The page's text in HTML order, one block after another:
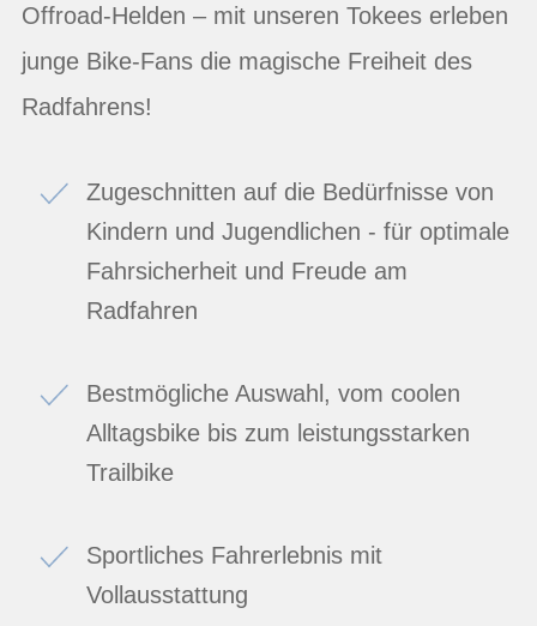
Offroad-Helden – mit unseren Tokees erleben
junge Bike-Fans die magische Freiheit des
Radfahrens!
Zugeschnitten auf die Bedürfnisse von
Kindern und Jugendlichen - für optimale
Fahrsicherheit und Freude am
Radfahren
Bestmögliche Auswahl, vom coolen
Alltagsbike bis zum leistungsstarken
Trailbike
Sportliches Fahrerlebnis mit
Vollausstattung